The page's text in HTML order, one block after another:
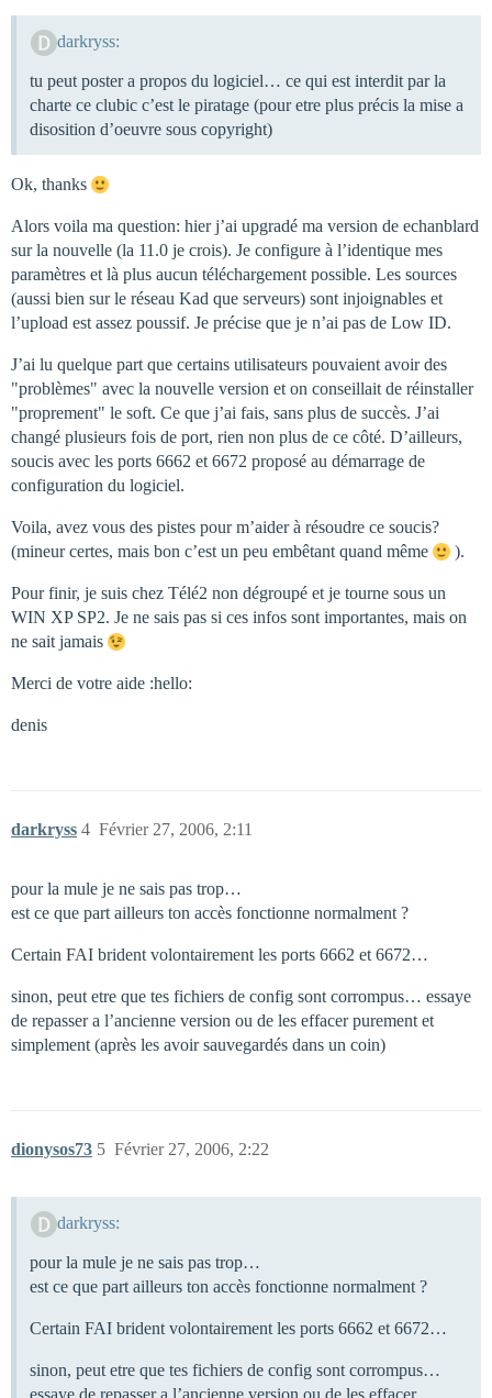
darkryss:
tu peut poster a propos du logiciel… ce qui est interdit par la
charte ce clubic c’est le piratage (pour etre plus précis la mise a
disosition d’oeuvre sous copyright)
Ok, thanks
Alors voila ma question: hier j’ai upgradé ma version de echanblard
sur la nouvelle (la 11.0 je crois). Je configure à l’identique mes
paramètres et là plus aucun téléchargement possible. Les sources
(aussi bien sur le réseau Kad que serveurs) sont injoignables et
l’upload est assez poussif. Je précise que je n’ai pas de Low ID.
J’ai lu quelque part que certains utilisateurs pouvaient avoir des
"problèmes" avec la nouvelle version et on conseillait de réinstaller
"proprement" le soft. Ce que j’ai fais, sans plus de succès. J’ai
changé plusieurs fois de port, rien non plus de ce côté. D’ailleurs,
soucis avec les ports 6662 et 6672 proposé au démarrage de
configuration du logiciel.
Voila, avez vous des pistes pour m’aider à résoudre ce soucis?
(mineur certes, mais bon c’est un peu embêtant quand même
).
Pour finir, je suis chez Télé2 non dégroupé et je tourne sous un
WIN XP SP2. Je ne sais pas si ces infos sont importantes, mais on
ne sait jamais
Merci de votre aide :hello:
denis
darkryss Février 27, 2006, 2:11
4
pour la mule je ne sais pas trop…
est ce que part ailleurs ton accès fonctionne normalment ?
Certain FAI brident volontairement les ports 6662 et 6672…
sinon, peut etre que tes fichiers de config sont corrompus… essaye
de repasser a l’ancienne version ou de les effacer purement et
simplement (après les avoir sauvegardés dans un coin)
dionysos73 Février 27, 2006, 2:22
5
darkryss:
pour la mule je ne sais pas trop…
est ce que part ailleurs ton accès fonctionne normalment ?
Certain FAI brident volontairement les ports 6662 et 6672…
sinon, peut etre que tes fichiers de config sont corrompus…
essaye de repasser a l’ancienne version ou de les effacer